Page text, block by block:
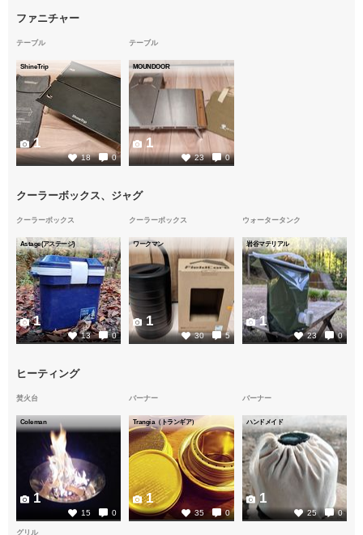
ファニチャー
テーブル
ShineTrip
18 0
1
テーブル
MOUNDOOR
23 0
1
クーラーボックス、ジャグ
クーラーボックス
Astage(アステージ)
13 0
1
クーラーボックス
ワークマン
30 5
1
ウォータータンク
岩谷マテリアル
23 0
1
ヒーティング
焚火台
Coleman
15 0
1
バーナー
Trangia（トランギア）
35 0
1
バーナー
ハンドメイド
25 0
1
グリル